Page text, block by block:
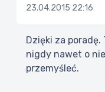
23.04.2015 22:16
Dzięki za
nigdy nawet o
przemyśleć.